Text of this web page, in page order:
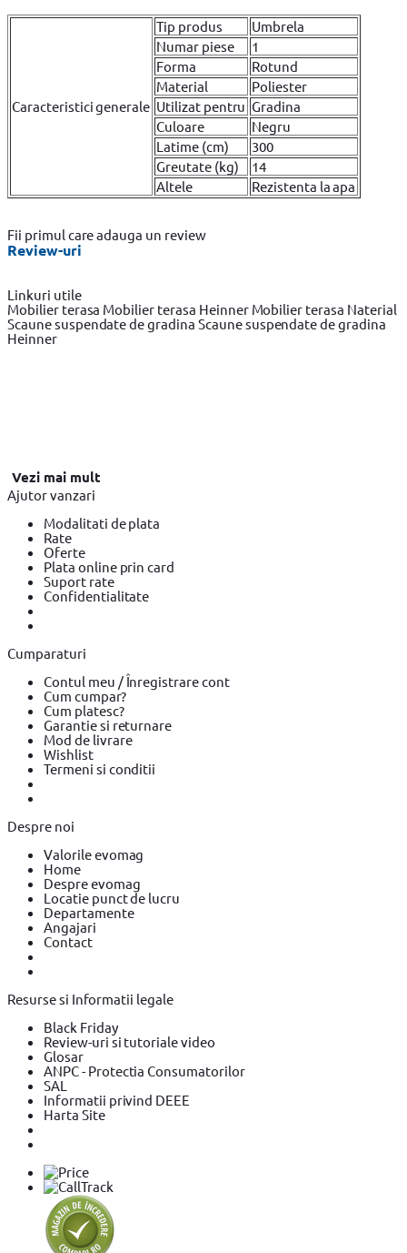
Caracteristici generale
Tip produs
Umbrela
Numar piese
1
Forma
Rotund
Material
Poliester
Utilizat pentru Gradina
Culoare
Negru
Latime (cm)
300
Greutate (kg)
14
Altele
Rezistenta la apa
Fii primul care adauga un review
Review-uri
Linkuri utile
Mobilier terasa Mobilier terasa Heinner Mobilier terasa Naterial
Scaune suspendate de gradina Scaune suspendate de gradina
Heinner
Vezi mai mult
Ajutor vanzari
Modalitati de plata
Rate
Oferte
Plata online prin card
Suport rate
Confidentialitate
Cumparaturi
Contul meu / Înregistrare cont
Cum cumpar?
Cum platesc?
Garantie si returnare
Mod de livrare
Wishlist
Termeni si conditii
Despre noi
Valorile evomag
Home
Despre evomag
Locatie punct de lucru
Departamente
Angajari
Contact
Resurse si Informatii legale
Black Friday
Review-uri si tutoriale video
Glosar
ANPC - Protectia Consumatorilor
SAL
Informatii privind DEEE
Harta Site